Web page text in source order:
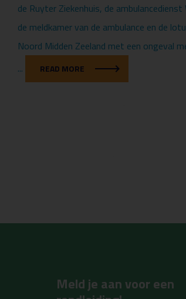
de Ruyter Ziekenhuis, de
de meldkamer van de ambulance en de
Noord Midden Zeeland met een ongeval
...
READ MORE
Meld je aan voor een